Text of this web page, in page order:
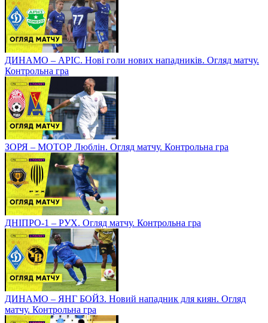
ДИНАМО – АРІС. Нові голи нових нападників. Огляд матчу.
Контрольна гра
ЗОРЯ – МОТОР Люблін. Огляд матчу. Контрольна гра
ДНІПРО-1 – РУХ. Огляд матчу. Контрольна гра
ДИНАМО – ЯНГ БОЙЗ. Новий нападник для киян. Огляд
матчу. Контрольна гра